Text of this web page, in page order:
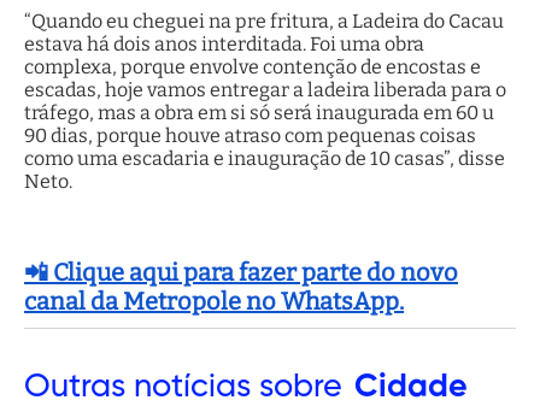
“Quando eu cheguei na pre fritura, a Ladeira do Cacau
estava há dois anos interditada. Foi uma obra
complexa, porque envolve contenção de encostas e
escadas, hoje vamos entregar a ladeira liberada para o
tráfego, mas a obra em si só será inaugurada em 60 u
90 dias, porque houve atraso com pequenas coisas
como uma escadaria e inauguração de 10 casas”, disse
Neto.
📲 Clique aqui para fazer parte do novo
canal da Metropole no WhatsApp.
Outras notícias sobre Cidade